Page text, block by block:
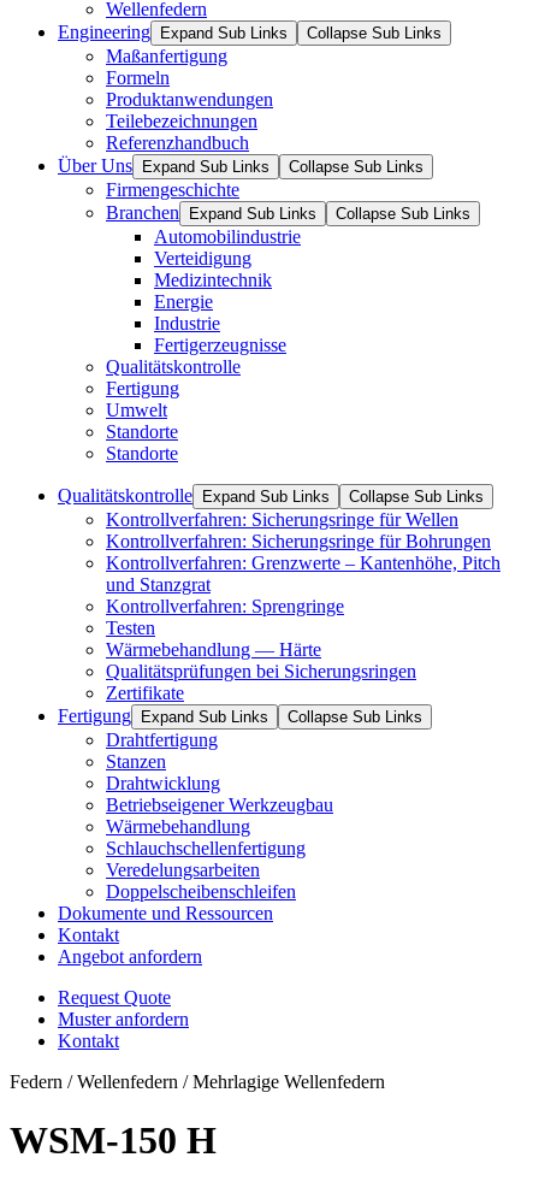
Wellenfedern
Engineering
Expand Sub Links Collapse Sub Links
Maßanfertigung
Formeln
Produktanwendungen
Teilebezeichnungen
Referenzhandbuch
Über Uns
Expand Sub Links Collapse Sub Links
Firmengeschichte
Branchen
Expand Sub Links Collapse Sub Links
Automobilindustrie
Verteidigung
Medizintechnik
Energie
Industrie
Fertigerzeugnisse
Qualitätskontrolle
Fertigung
Umwelt
Standorte
Standorte
Qualitätskontrolle Expand Sub Links Collapse Sub Links
Kontrollverfahren: Sicherungsringe für Wellen
Kontrollverfahren: Sicherungsringe für Bohrungen
Kontrollverfahren: Grenzwerte – Kantenhöhe, Pitch
und Stanzgrat
Kontrollverfahren: Sprengringe
Testen
Wärmebehandlung — Härte
Qualitätsprüfungen bei Sicherungsringen
Zertifikate
Fertigung
Expand Sub Links Collapse Sub Links
Drahtfertigung
Stanzen
Drahtwicklung
Betriebseigener Werkzeugbau
Wärmebehandlung
Schlauchschellenfertigung
Veredelungsarbeiten
Doppelscheibenschleifen
Dokumente und Ressourcen
Kontakt
Angebot anfordern
Request Quote
Muster anfordern
Kontakt
Federn / Wellenfedern / Mehrlagige Wellenfedern
WSM-150 H